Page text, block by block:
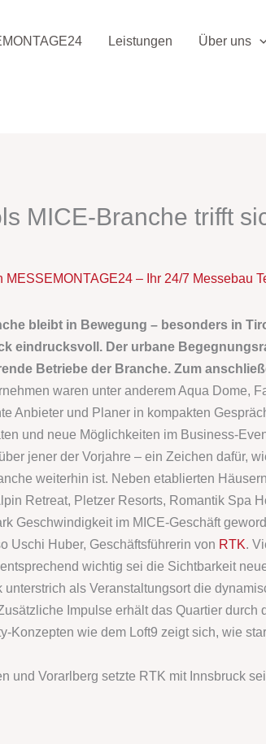
Leistungen Über uns
MICE-Branche trifft
MESSEMONTAGE24 – Ihr 24/7 Messebau
bleibt in Bewegung – besonders in
eindrucksvoll. Der urbane
Betriebe der Branche. Zum
waren unter anderem Aqua Dome,
Anbieter und Planer in kompakten
und neue Möglichkeiten im Business-
jener der Vorjahre – ein Zeichen dafür,
weiterhin ist. Neben etablierten
Retreat, Pletzer Resorts, Romantik Spa
Geschwindigkeit im MICE-Geschäft
Uschi Huber, Geschäftsführerin von RTK.
wichtig sei die Sichtbarkeit
unterstrich als Veranstaltungsort die
Impulse erhält das Quartier
Konzepten wie dem Loft9 zeigt sich, wie
und Vorarlberg setzte RTK mit Innsbruck